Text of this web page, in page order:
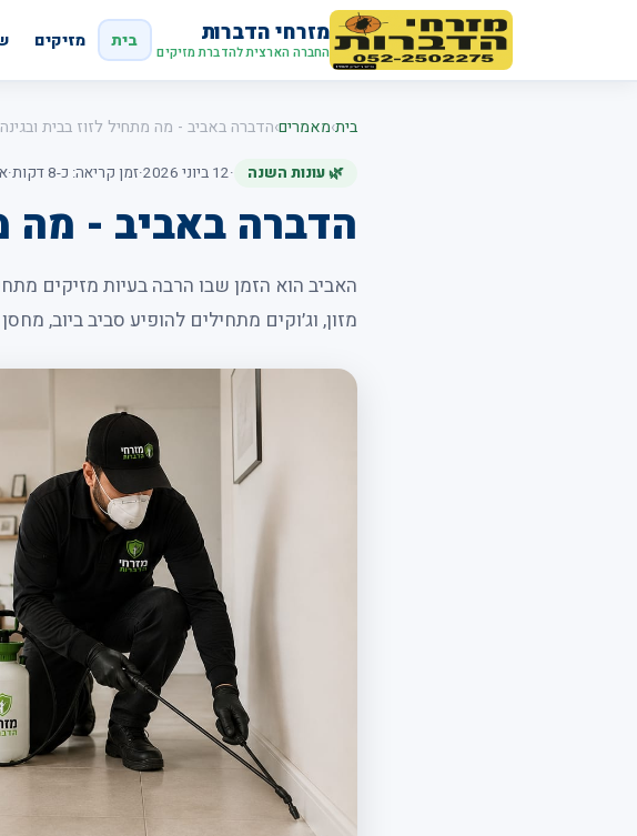
מזרחי הדברות
החברה הארצית להדברת מזיקים
בית מזיקים
בית›מאמרים›הדברה באביב - מה מתחיל לזוז בבית ובגינה
🌿 עונות השנה ·12 ביוני 2026 ·זמן קריאה: כ-8 דקות ·
הדברה באביב - מה
האביב הוא הזמן שבו הרבה בעיות מזיקים
מזון, וג׳וקים מתחילים להופיע סביב ביוב,